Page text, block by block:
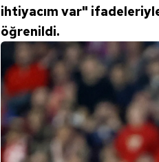
ihtiyacım var"
öğrenildi.